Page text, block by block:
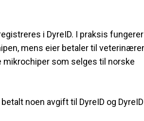
i DyreID. I praksis fungerer
mens eier betaler til
mikrochiper som selges til norske
noen avgift til DyreID og DyreID